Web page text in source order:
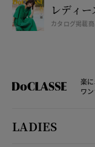
レディ
カタログ掲載
楽に
ワ
LADIES